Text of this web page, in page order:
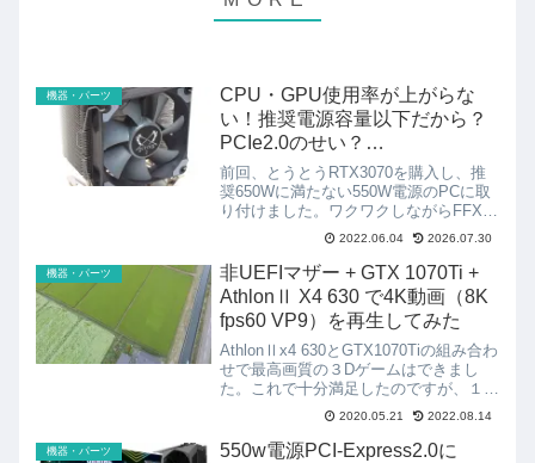
機器・パーツ
CPU・GPU使用率が上がらな
い！推奨電源容量以下だから？
PCIe2.0のせい？
RTX3070（2/3）【白虎 弐】
前回、とうとうRTX3070を購入し、推
奨650Wに満たない550W電源のPCに取
り付けました。ワクワクしながらFFXV
ベンチマークを測ったら何と
GTX1070Tiに負けてしまうまさかの結
果に！原因は意外な所にありました。現
在のPC環境電源...
2022.06.04 2026.07.30
機器・パーツ
非UEFIマザー + GTX 1070Ti +
AthlonⅡ X4 630 で4K動画（8K
fps60 VP9）を再生してみた
AthlonⅡx4 630とGTX1070Tiの組み合わ
せで最高画質の３Dゲームはできまし
た。これで十分満足したのですが、１つ
気になっていたことがありました。2D
動画はどうなんだ？以前のグラボ
(Radeon HD7750)で4K動画（You...
2020.05.21 2022.08.14
機器・パーツ
550w電源PCI-Express2.0に